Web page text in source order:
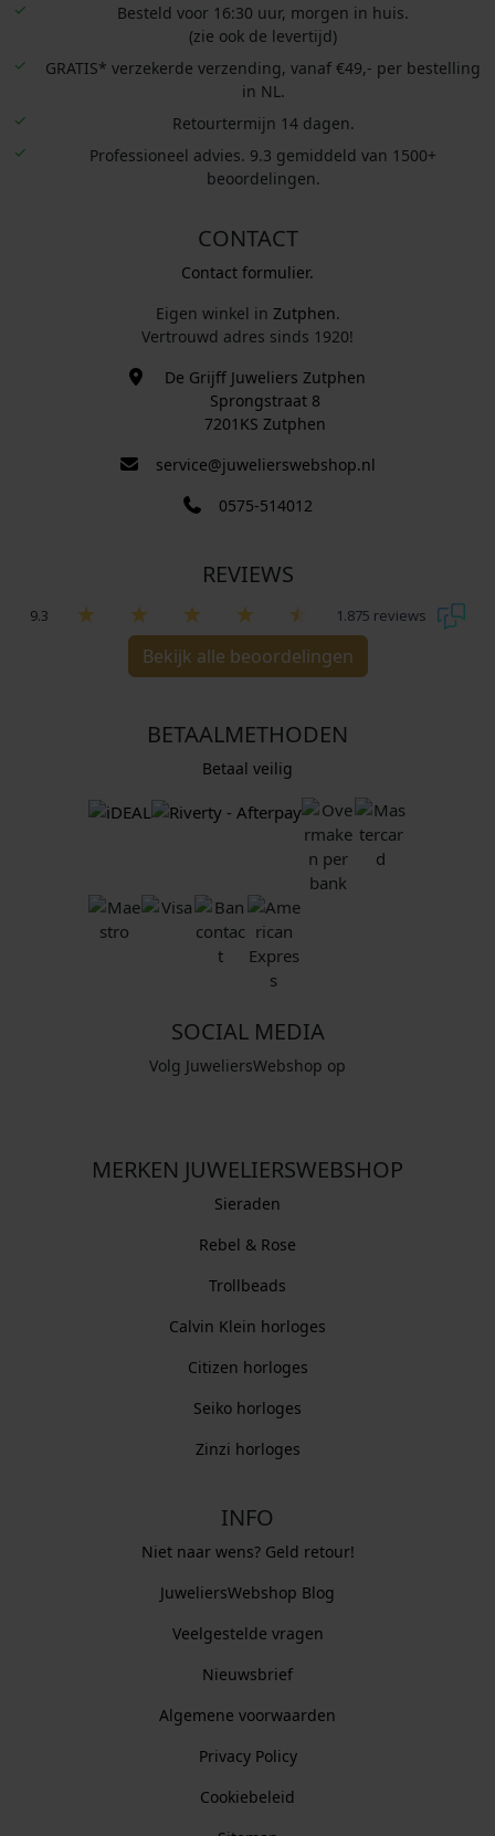
Besteld voor 16:30 uur, morgen in huis.
(zie ook de levertijd)
GRATIS* verzekerde verzending, vanaf €49,- per bestelling
in NL.
Retourtermijn 14 dagen.
Professioneel advies. 9.3 gemiddeld van 1500+
beoordelingen.
CONTACT
Contact formulier.
Eigen winkel in Zutphen.
Vertrouwd adres sinds 1920!
De Grijff Juweliers Zutphen
Sprongstraat 8
7201KS Zutphen
service@juwelierswebshop.nl
0575-514012
REVIEWS
9.3 1.875 reviews
Bekijk alle beoordelingen
BETAALMETHODEN
Betaal veilig
SOCIAL MEDIA
Volg JuweliersWebshop op
MERKEN JUWELIERSWEBSHOP
Sieraden
Rebel & Rose
Trollbeads
Calvin Klein horloges
Citizen horloges
Seiko horloges
Zinzi horloges
INFO
Niet naar wens? Geld retour!
JuweliersWebshop Blog
Veelgestelde vragen
Nieuwsbrief
Algemene voorwaarden
Privacy Policy
Cookiebeleid